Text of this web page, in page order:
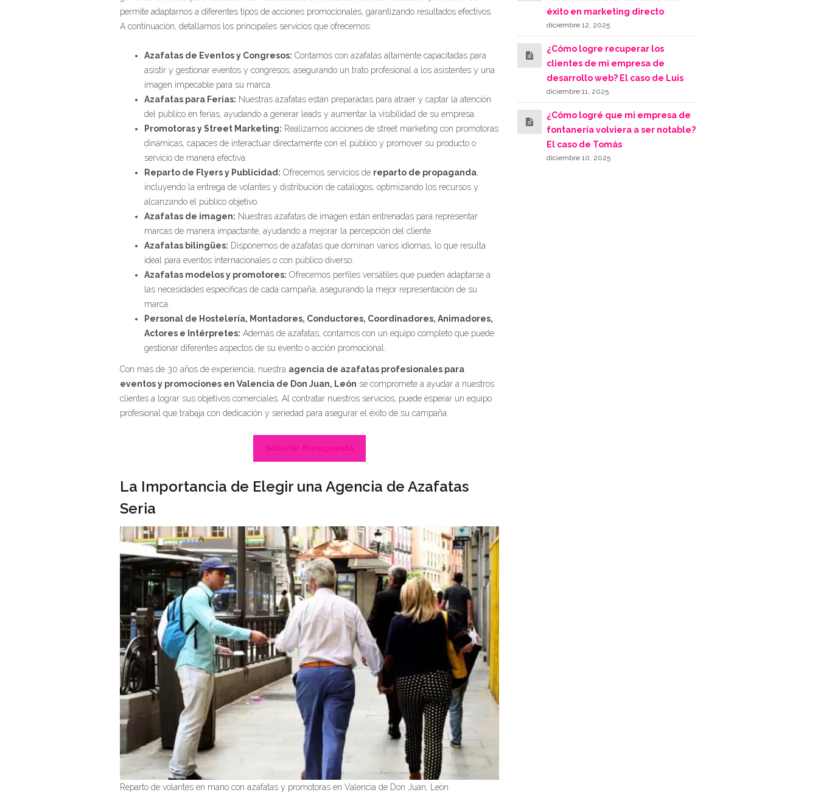
permite adaptarnos a diferentes tipos de acciones promocionales, garantizando resultados efectivos.
A continuación, detallamos los principales servicios que ofrecemos:
Azafatas de Eventos y Congresos: Contamos con azafatas altamente capacitadas para
asistir y gestionar eventos y congresos, asegurando un trato profesional a los asistentes y una
imagen impecable para su marca.
Azafatas para Ferias: Nuestras azafatas están preparadas para atraer y captar la atención
del público en ferias, ayudando a generar leads y aumentar la visibilidad de su empresa.
Promotoras y Street Marketing: Realizamos acciones de street marketing con promotoras
dinámicas, capaces de interactuar directamente con el público y promover su producto o
servicio de manera efectiva.
Reparto de Flyers y Publicidad: Ofrecemos servicios de reparto de propaganda
incluyendo la entrega de volantes y distribución de catálogos, optimizando los recursos y
alcanzando el público objetivo.
Azafatas de imagen: Nuestras azafatas de imagen están entrenadas para representar
marcas de manera impactante, ayudando a mejorar la percepción del cliente.
Azafatas bilingües: Disponemos de azafatas que dominan varios idiomas, lo que resulta
ideal para eventos internacionales o con público diverso.
Azafatas modelos y promotores: Ofrecemos perfiles versátiles que pueden adaptarse a
las necesidades específicas de cada campaña, asegurando la mejor representación de su
marca.
Personal de Hostelería, Montadores, Conductores, Coordinadores, Animadores,
Actores e Intérpretes: Además de azafatas, contamos con un equipo completo que puede
gestionar diferentes aspectos de su evento o acción promocional.
Con más de 30 años de experiencia, nuestra agencia de azafatas profesionales para
eventos y promociones en Valencia de Don Juan, León se compromete a ayudar a nuestros
clientes a lograr sus objetivos comerciales. Al contratar nuestros servicios, puede esperar un equipo
profesional que trabaja con dedicación y seriedad para asegurar el éxito de su campaña.
Solicitar Presupuesto
La Importancia de Elegir una Agencia de Azafatas
Seria
Reparto de volantes en mano con azafatas y promotoras en Valencia de Don Juan, León
éxito en marketing directo
diciembre 12, 2025
¿Cómo logre recuperar los
clientes de mi empresa de
desarrollo web? El caso de Luis
diciembre 11, 2025
¿Cómo logré que mi empresa de
fontanería volviera a ser notable?
El caso de Tomás
diciembre 10, 2025